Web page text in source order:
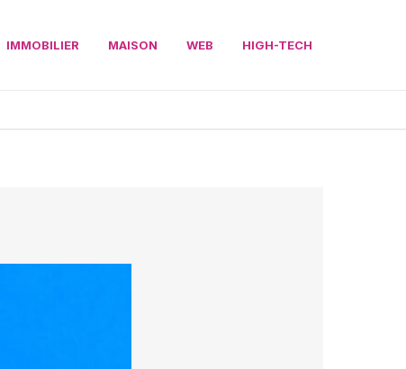
IMMOBILIER MAISON WEB HIGH-TECH